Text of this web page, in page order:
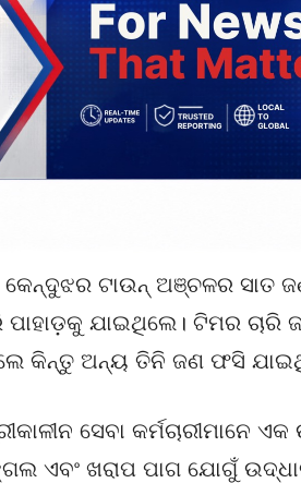
କେନ୍ଦୁଝର ଟାଉନ୍ ଅଞ୍ଚଳର
ଯାଇଥିଲେ। ଟିମର ଚାରି
କିନ୍ତୁ ଅନ୍ୟ ତିନି ଜଣ ଫସି
ସେବା କର୍ମଚାରୀମାନେ
ଏବଂ ଖରାପ ପାଗ ଯୋଗୁଁ